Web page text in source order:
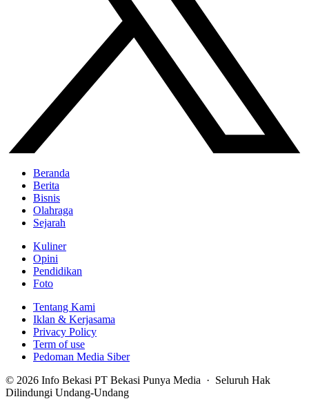
Beranda
Berita
Bisnis
Olahraga
Sejarah
Kuliner
Opini
Pendidikan
Foto
Tentang Kami
Iklan & Kerjasama
Privacy Policy
Term of use
Pedoman Media Siber
© 2026 Info Bekasi PT Bekasi Punya Media · Seluruh Hak
Dilindungi Undang-Undang